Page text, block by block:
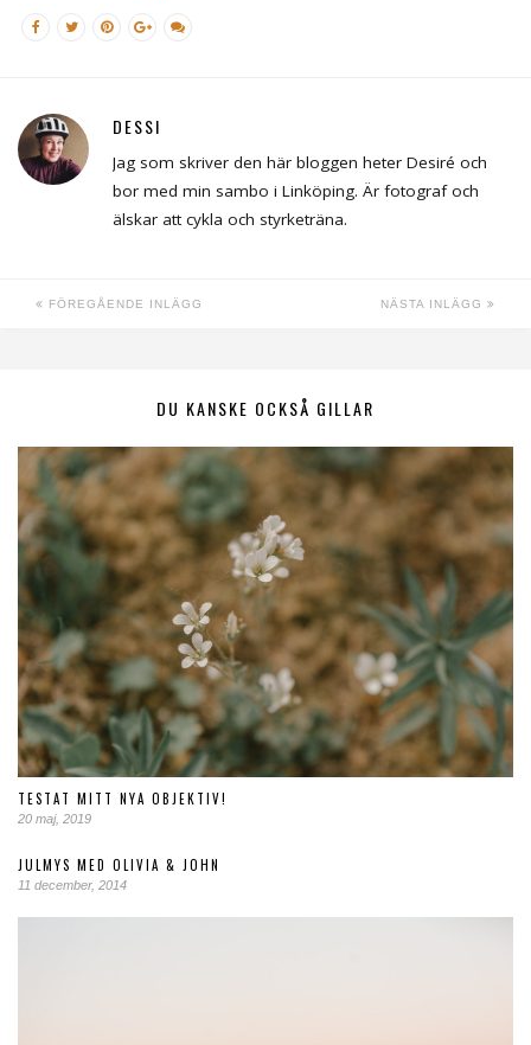
DESSI
Jag som skriver den här bloggen heter Desiré och
bor med min sambo i Linköping. Är fotograf och
älskar att cykla och styrketräna.
FÖREGÅENDE INLÄGG NÄSTA INLÄGG
DU KANSKE OCKSÅ GILLAR
TESTAT MITT NYA OBJEKTIV!
20 maj, 2019
JULMYS MED OLIVIA & JOHN
11 december, 2014